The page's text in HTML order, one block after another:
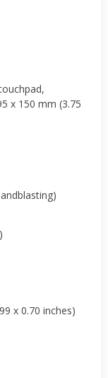
x 150 mm (3.75
x 0.70 inches)